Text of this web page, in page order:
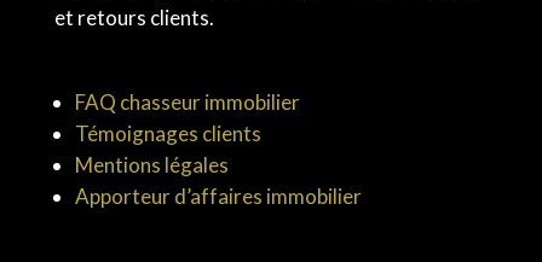
et retours clients.
FAQ chasseur immobilier
Témoignages clients
Mentions légales
Apporteur d’affaires immobilier